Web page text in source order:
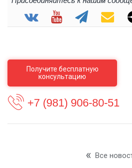
Получите бесплатную
консультацию
+7 (981) 906-80-51
Все